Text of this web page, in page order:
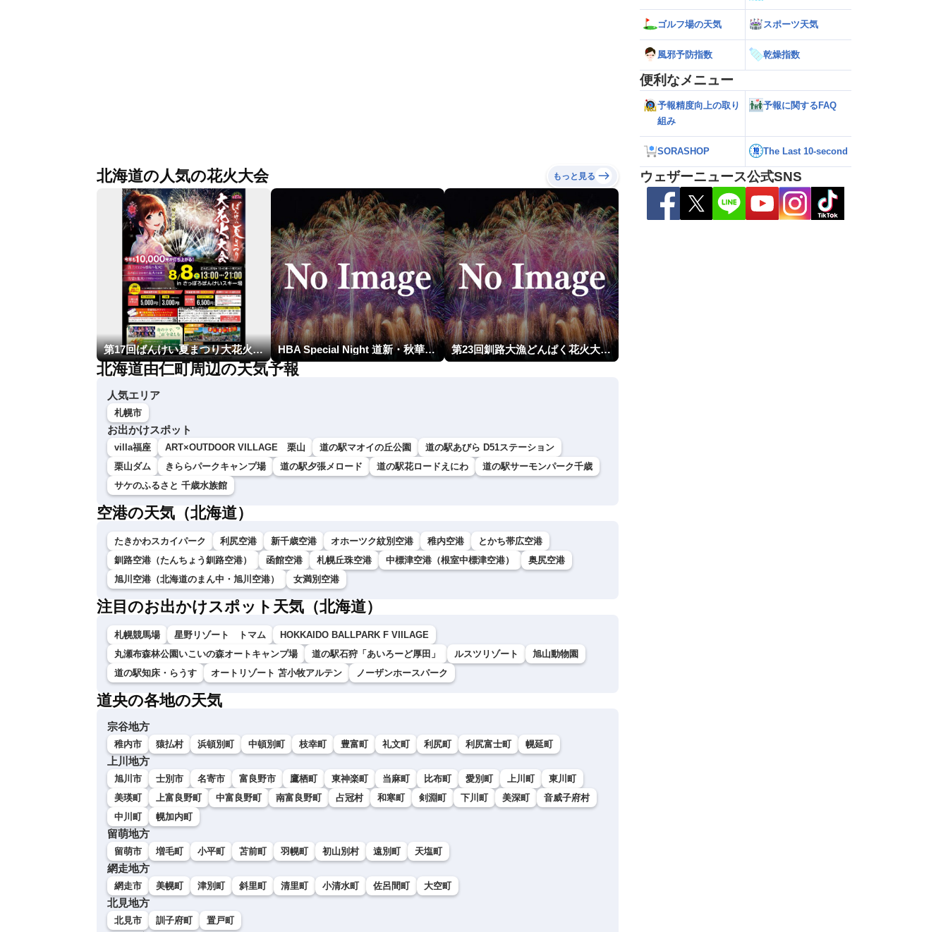
北海道の人気の花火大会 もっと見る
第17回ばんけい夏まつり大花火大会 HBA Special Night 道新・秋華火（はなび） 第23回釧路大漁どんぱく花火大会 ～道新・光と音のファンタジー～
北海道由仁町周辺の天気予報
人気エリア
札幌市
お出かけスポット
villa福座 ART×OUTDOOR VILLAGE 栗山 道の駅マオイの丘公園
道の駅あびら D51ステーション
栗山ダム
きららパークキャンプ場 道の駅夕張メロード 道の駅花ロードえにわ
道の駅サーモンパーク千歳
サケのふるさと 千歳水族館
空港の天気（北海道）
たきかわスカイパーク 利尻空港 新千歳空港 オホーツク紋別空港 稚内空港
とかち帯広空港
釧路空港（たんちょう釧路空港）
函館空港 札幌丘珠空港 中標津空港（根室中標津空港）
奥尻空港
旭川空港（北海道のまん中・旭川空港）
女満別空港
注目のお出かけスポット天気（北海道）
札幌競馬場 星野リゾート トマム
HOKKAIDO BALLPARK F VIILAGE
丸瀬布森林公園いこいの森オートキャンプ場
道の駅石狩「あいろーど厚田」 ルスツリゾート
旭山動物園
道の駅知床・らうす
オートリゾート 苫小牧アルテン ノーザンホースパーク
道央の各地の天気
宗谷地方
稚内市 猿払村 浜頓別町 中頓別町 枝幸町 豊富町 礼文町 利尻町 利尻富士町 幌延町
上川地方
旭川市 士別市 名寄市 富良野市 鷹栖町 東神楽町 当麻町 比布町 愛別町 上川町
東川町
美瑛町
上富良野町 中富良野町 南富良野町 占冠村 和寒町 剣淵町 下川町 美深町
音威子府村
中川町
幌加内町
留萌地方
留萌市 増毛町 小平町 苫前町 羽幌町 初山別村 遠別町 天塩町
網走地方
網走市 美幌町 津別町 斜里町 清里町 小清水町 佐呂間町 大空町
北見地方
北見市 訓子府町 置戸町
ゴルフ場の天気 スポーツ天気
風邪予防指数 乾燥指数
便利なメニュー
予報精度向上の取り
組み
予報に関するFAQ
SORASHOP The Last 10-second
ウェザーニュース公式SNS